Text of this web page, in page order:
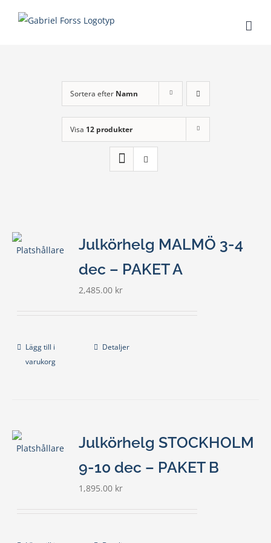
Sortera efter Namn
Visa 12 produkter
Julkörhelg MALMÖ 3-4
dec – PAKET A
2,485.00 kr
Lägg till i
varukorg
Detaljer
Julkörhelg STOCKHOLM
9-10 dec – PAKET B
1,895.00 kr